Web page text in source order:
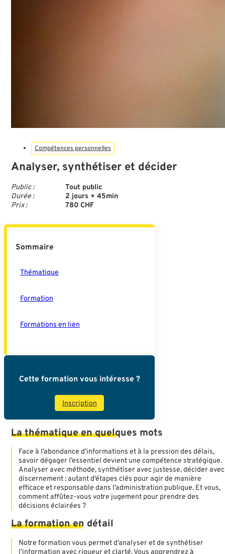
Compétences personnelles
Analyser, synthétiser et décider
Public :
Durée :
Prix :
Tout public
2 jours + 45min
780 CHF
Sommaire
Thématique
Formation
Formations en lien
Cette formation vous intéresse ?
Inscription
La thématique en quelques mots
Face à l’abondance d’informations et à la pression des délais,
savoir dégager l’essentiel devient une compétence stratégique.
Analyser avec méthode, synthétiser avec justesse, décider avec
discernement : autant d’étapes clés pour agir de manière
efficace et responsable dans l’administration publique. Et vous,
comment affûtez-vous votre jugement pour prendre des
décisions éclairées ?
La formation en détail
Notre formation vous permet d’analyser et de synthétiser
l’information avec rigueur et clarté. Vous apprendrez à